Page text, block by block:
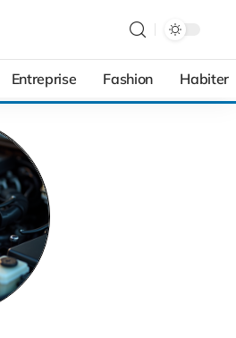
Entreprise Fashion Habiter